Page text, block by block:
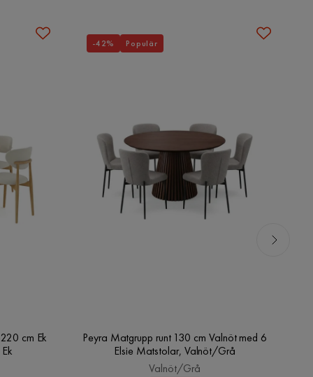
cm Ek
Peyra Matgrupp runt 130 cm Valnöt med 6
Elsie Matstolar, Valnöt/Grå
Valnöt/Grå
-42% Populär